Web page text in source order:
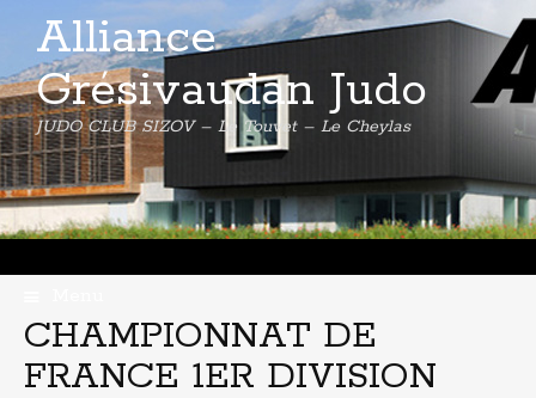
Alliance
Grésivaudan Judo
JUDO CLUB SIZOV – Le Touvet – Le Cheylas
Skip
to
content
CHAMPIONNAT DE
FRANCE 1ER DIVISION